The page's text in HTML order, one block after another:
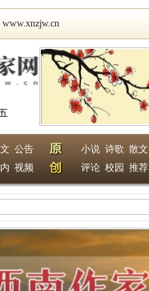
www.xnzjw.cn
公告
视频
小说 诗歌 散文
评论 校园 推荐